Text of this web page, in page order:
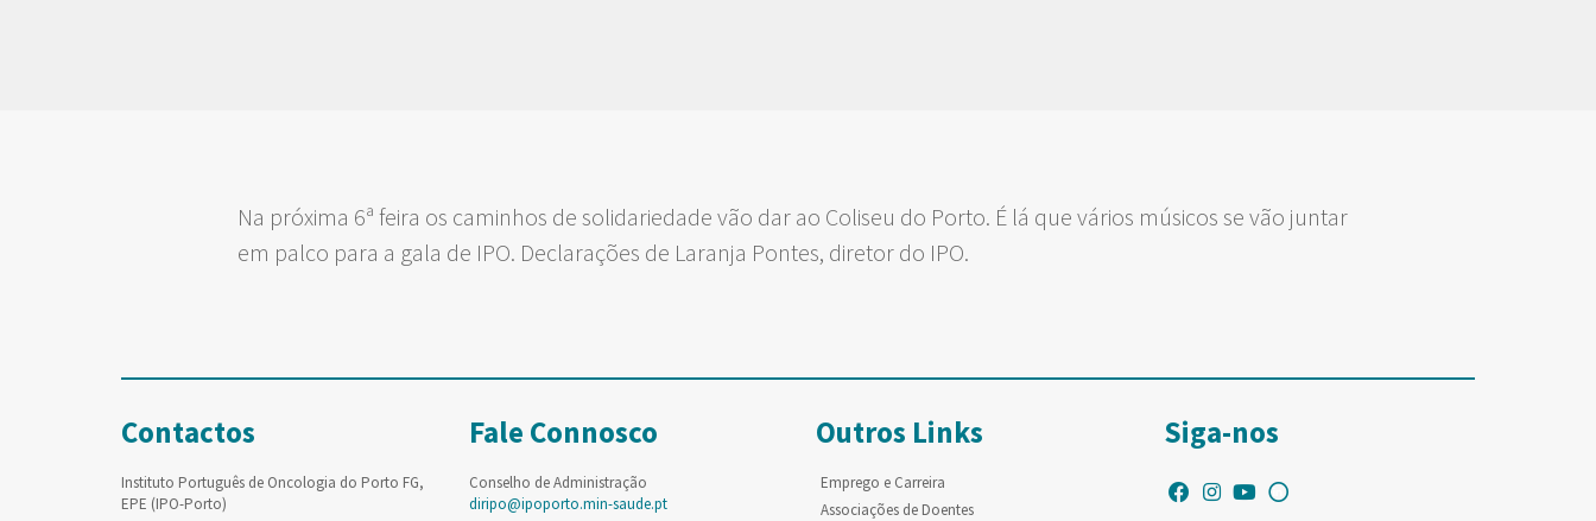
Na próxima 6ª feira os caminhos de solidariedade vão dar ao Coliseu do Porto. É lá que vários músicos se vão juntar
em palco para a gala de IPO. Declarações de Laranja Pontes, diretor do IPO.
Contactos
Instituto Português de Oncologia do Porto FG,
EPE (IPO-Porto)
Fale Connosco
Conselho de Administração
diripo@ipoporto.min-saude.pt
Outros Links
Emprego e Carreira
Associações de Doentes
Siga-nos